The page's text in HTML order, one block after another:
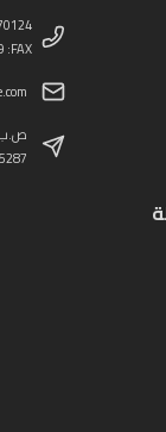
:FAX
ص.ب: 11-2893
14-5287